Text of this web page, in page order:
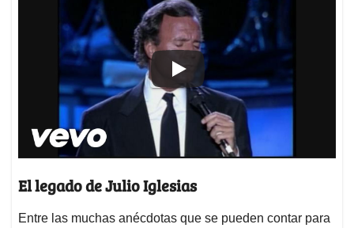
El legado de Julio Iglesias
Entre las muchas anécdotas que se pueden contar para